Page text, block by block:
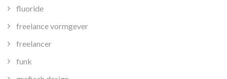
fluoride
freelance vormgever
freelancer
funk